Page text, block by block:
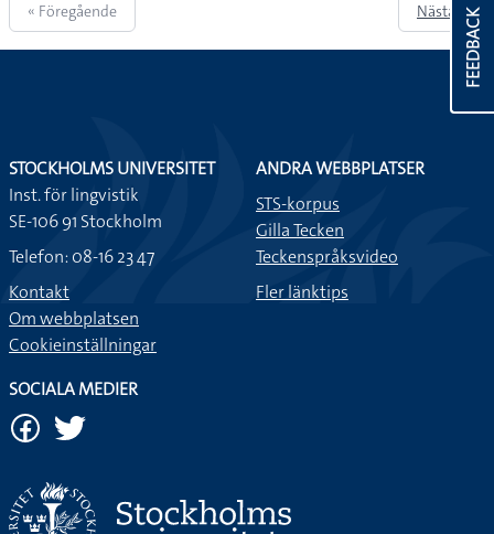
« Föregående Nästa » FEEDBACK
STOCKHOLMS UNIVERSITET
Inst. för lingvistik
SE-106 91 Stockholm
Telefon: 08-16 23 47
Kontakt
Om webbplatsen
Cookieinställningar
ANDRA WEBBPLATSER
STS-korpus
Gilla Tecken
Teckenspråksvideo
Fler länktips
SOCIALA MEDIER